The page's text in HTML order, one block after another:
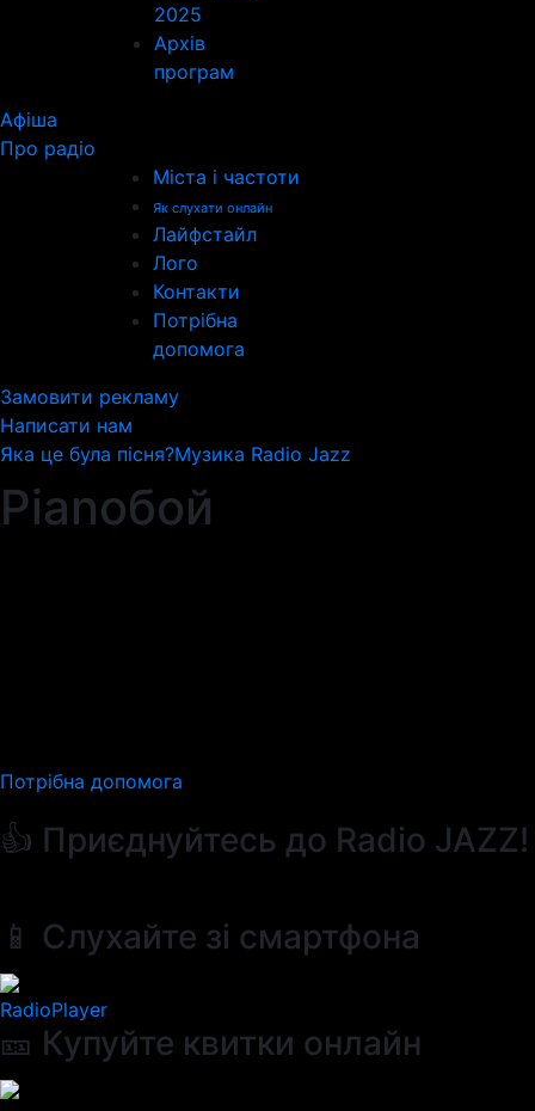
2025
Архів
програм
Афіша
Про радіо
Міста і частоти
Як слухати онлайн
Лайфстайл
Лого
Контакти
Потрібна
допомога
Замовити рекламу
Написати нам
Яка це була пісня?Музика Radio Jazz
Pianoбой
Потрібна допомога
👍 Приєднуйтесь до Radio JAZZ!
📱 Слухайте зі смартфона
RadioPlayer
🎫 Купуйте квитки онлайн